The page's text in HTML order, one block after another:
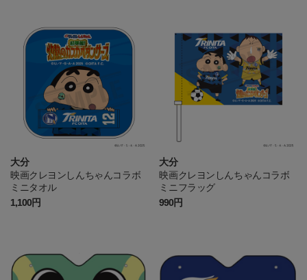
大分
映画クレヨンしんちゃんコラボ
ミニタオル
1,100円
大分
映画クレヨンしんちゃんコラボ
ミニフラッグ
990円